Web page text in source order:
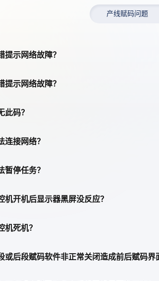
产线赋码问题
提示网络故障？
提示网络故障？
此码？
连接网络？
暂停任务？
机开机后显示器黑屏没反应？
机死机？
或后段赋码软件非正常关闭造成前后赋码界